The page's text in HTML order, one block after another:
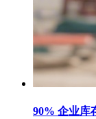
90% 企业库